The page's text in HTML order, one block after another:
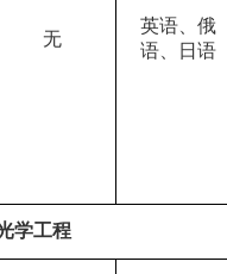
无
英语、俄
语、日语
学工程